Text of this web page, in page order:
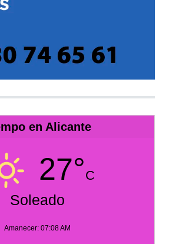
en Alicante
27°C
Soleado
Amanecer: 07:08 AM